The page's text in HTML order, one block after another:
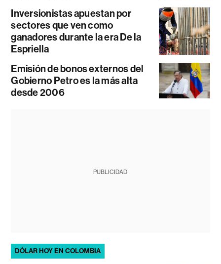
Inversionistas apuestan por
sectores que ven como
ganadores durante la era De la
Espriella
Emisión de bonos externos del
Gobierno Petro es la más alta
desde 2006
PUBLICIDAD
DÓLAR HOY EN COLOMBIA